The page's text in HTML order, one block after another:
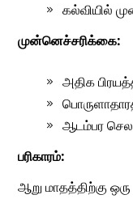
கல்வியில்
முன்னெச்சரிக்கை:
அதிக
ஆடம்பர
பரிகாரம்:
ஆறு மாதத்திற்கு